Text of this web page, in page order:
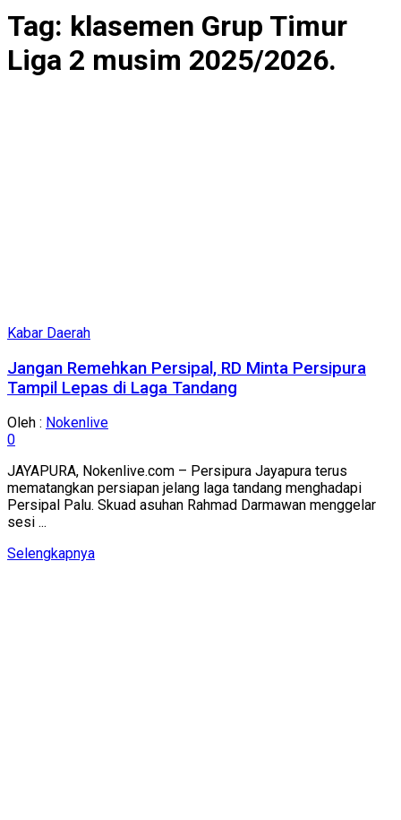
Tag: klasemen Grup Timur
Liga 2 musim 2025/2026.
Kabar Daerah
Jangan Remehkan Persipal, RD Minta Persipura
Tampil Lepas di Laga Tandang
Oleh : Nokenlive
0
JAYAPURA, Nokenlive.com – Persipura Jayapura terus
mematangkan persiapan jelang laga tandang menghadapi
Persipal Palu. Skuad asuhan Rahmad Darmawan menggelar
sesi ...
SelengkapnyaDetails